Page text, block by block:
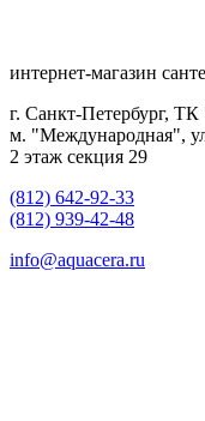
интернет-магазин
г. Санкт-Петербург,
м. "Международная",
2 этаж секция 29
(812) 642-92-33
(812) 939-42-48
info@aquacera.ru